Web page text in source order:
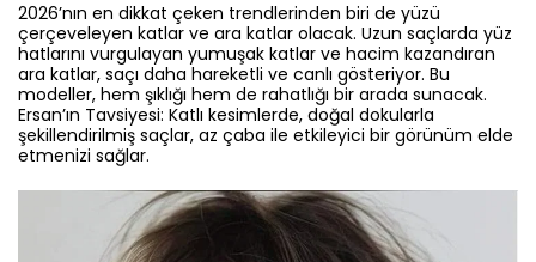
2026’nın en dikkat çeken trendlerinden biri de yüzü
çerçeveleyen katlar ve ara katlar olacak. Uzun saçlarda yüz
hatlarını vurgulayan yumuşak katlar ve hacim kazandıran
ara katlar, saçı daha hareketli ve canlı gösteriyor. Bu
modeller, hem şıklığı hem de rahatlığı bir arada sunacak.
Ersan’ın Tavsiyesi: Katlı kesimlerde, doğal dokularla
şekillendirilmiş saçlar, az çaba ile etkileyici bir görünüm elde
etmenizi sağlar.